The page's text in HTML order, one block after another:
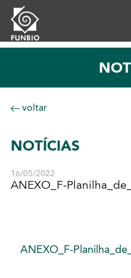
voltar
NOTÍCIAS
16/05/2022
ANEXO_F-
ANEXO_F-